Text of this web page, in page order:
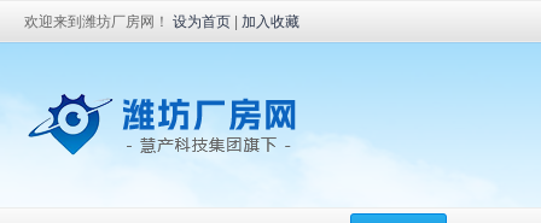
欢迎来到潍坊厂房网！ 设为首页 加入收藏